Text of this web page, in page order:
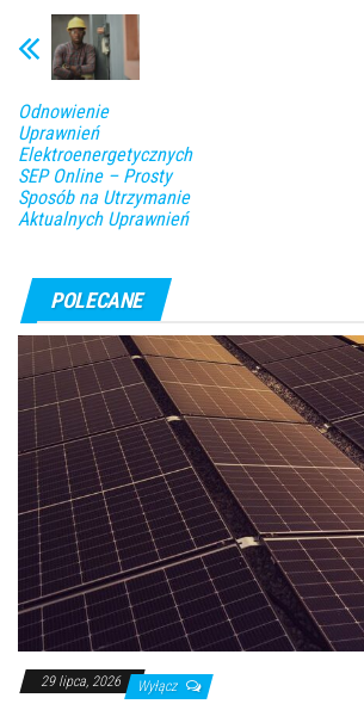
Odnowienie
Uprawnień
Elektroenergetycznych
SEP Online – Prosty
Sposób na Utrzymanie
Aktualnych Uprawnień
POLECANE
29 lipca, 2026 Wyłącz